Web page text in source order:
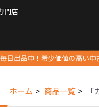
門店
毎日出品中！希少価値の高い中
ホーム 商品一覧